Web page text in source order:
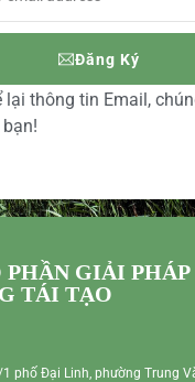
Đăng Ký
lại thông tin Email,
PHẦN GIẢI
TÁI TẠO
phố Đại Linh, phường Trung